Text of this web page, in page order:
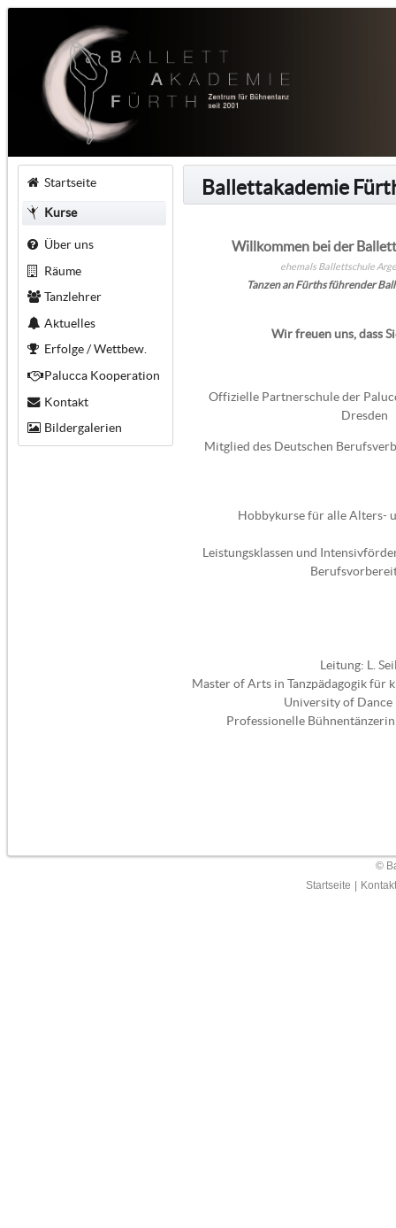
Startseite
Kurse
Über uns
Räume
Tanzlehrer
Aktuelles
Erfolge / Wettbew.
Palucca Kooperation
Kontakt
Bildergalerien
Ballettakademie
Willkommen bei der
ehemals Ballettschule
Tanzen an Fürths führender
Wir freuen uns, dass
Offizielle Partnerschule der
Dresden
Mitglied des Deutschen
Hobbykurse für alle Alters-
Leistungsklassen und
Leitung: L.
Master of Arts in Tanzpädagogik für
University of Dance
Professionelle
©
Startseite
Kontakt